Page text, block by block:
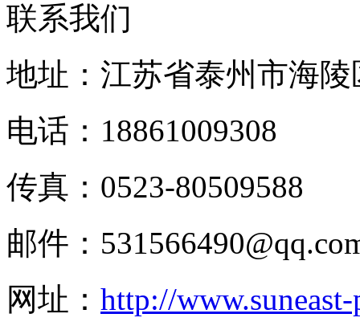
联系我们
地址：江苏省泰州市海
电话：18861009308
传真：0523-80509588
邮件：
网址： http://